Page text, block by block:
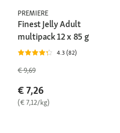
PREMIERE
Finest Jelly Adult
multipack 12 x 85 g
4.3 (82)
€ 9,69
€ 7,26
(€ 7,12/kg)